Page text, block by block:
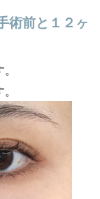
術前と１２ヶ